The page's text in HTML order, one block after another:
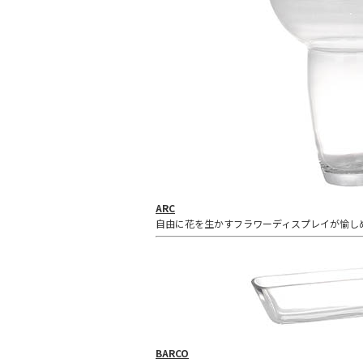
ARC
自由に花を生かすフラワーディスプレイが愉し
BARCO